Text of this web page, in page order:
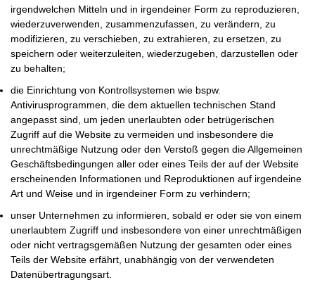
irgendwelchen Mitteln und in irgendeiner Form zu reproduzieren,
wiederzuverwenden, zusammenzufassen, zu verändern, zu
modifizieren, zu verschieben, zu extrahieren, zu ersetzen, zu
speichern oder weiterzuleiten, wiederzugeben, darzustellen oder
zu behalten;
die Einrichtung von Kontrollsystemen wie bspw.
Antivirusprogrammen, die dem aktuellen technischen Stand
angepasst sind, um jeden unerlaubten oder betrügerischen
Zugriff auf die Website zu vermeiden und insbesondere die
unrechtmäßige Nutzung oder den Verstoß gegen die Allgemeinen
Geschäftsbedingungen aller oder eines Teils der auf der Website
erscheinenden Informationen und Reproduktionen auf irgendeine
Art und Weise und in irgendeiner Form zu verhindern;
unser Unternehmen zu informieren, sobald er oder sie von einem
unerlaubtem Zugriff und insbesondere von einer unrechtmäßigen
oder nicht vertragsgemäßen Nutzung der gesamten oder eines
Teils der Website erfährt, unabhängig von der verwendeten
Datenübertragungsart.